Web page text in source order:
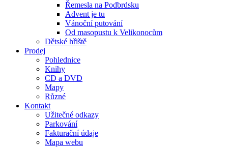
Řemesla na Podbrdsku
Advent je tu
Vánoční putování
Od masopustu k Velikonocům
Dětské hřiště
Prodej
Pohlednice
Knihy
CD a DVD
Mapy
Různé
Kontakt
Užitečné odkazy
Parkování
Fakturační údaje
Mapa webu